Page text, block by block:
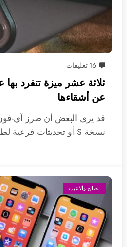
16 تعليقات
عن أشقاءها
نسخة S أو تحديثات فرعية لطرز…
نصائح وألاعيب